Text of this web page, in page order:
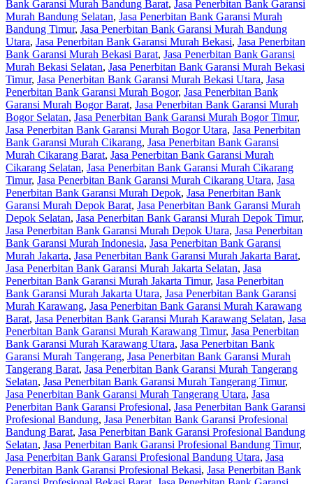
Bank Garansi Murah Bandung Barat, Jasa Penerbitan Bank Garansi
Murah Bandung Selatan, Jasa Penerbitan Bank Garansi Murah
Bandung Timur, Jasa Penerbitan Bank Garansi Murah Bandung
Utara, Jasa Penerbitan Bank Garansi Murah Bekasi, Jasa Penerbitan
Bank Garansi Murah Bekasi Barat, Jasa Penerbitan Bank Garansi
Murah Bekasi Selatan, Jasa Penerbitan Bank Garansi Murah Bekasi
Timur, Jasa Penerbitan Bank Garansi Murah Bekasi Utara, Jasa
Penerbitan Bank Garansi Murah Bogor, Jasa Penerbitan Bank
Garansi Murah Bogor Barat, Jasa Penerbitan Bank Garansi Murah
Bogor Selatan, Jasa Penerbitan Bank Garansi Murah Bogor Timur,
Jasa Penerbitan Bank Garansi Murah Bogor Utara, Jasa Penerbitan
Bank Garansi Murah Cikarang, Jasa Penerbitan Bank Garansi
Murah Cikarang Barat, Jasa Penerbitan Bank Garansi Murah
Cikarang Selatan, Jasa Penerbitan Bank Garansi Murah Cikarang
Timur, Jasa Penerbitan Bank Garansi Murah Cikarang Utara, Jasa
Penerbitan Bank Garansi Murah Depok, Jasa Penerbitan Bank
Garansi Murah Depok Barat, Jasa Penerbitan Bank Garansi Murah
Depok Selatan, Jasa Penerbitan Bank Garansi Murah Depok Timur,
Jasa Penerbitan Bank Garansi Murah Depok Utara, Jasa Penerbitan
Bank Garansi Murah Indonesia, Jasa Penerbitan Bank Garansi
Murah Jakarta, Jasa Penerbitan Bank Garansi Murah Jakarta Barat,
Jasa Penerbitan Bank Garansi Murah Jakarta Selatan, Jasa
Penerbitan Bank Garansi Murah Jakarta Timur, Jasa Penerbitan
Bank Garansi Murah Jakarta Utara, Jasa Penerbitan Bank Garansi
Murah Karawang, Jasa Penerbitan Bank Garansi Murah Karawang
Barat, Jasa Penerbitan Bank Garansi Murah Karawang Selatan, Jasa
Penerbitan Bank Garansi Murah Karawang Timur, Jasa Penerbitan
Bank Garansi Murah Karawang Utara, Jasa Penerbitan Bank
Garansi Murah Tangerang, Jasa Penerbitan Bank Garansi Murah
Tangerang Barat, Jasa Penerbitan Bank Garansi Murah Tangerang
Selatan, Jasa Penerbitan Bank Garansi Murah Tangerang Timur,
Jasa Penerbitan Bank Garansi Murah Tangerang Utara, Jasa
Penerbitan Bank Garansi Profesional, Jasa Penerbitan Bank Garansi
Profesional Bandung, Jasa Penerbitan Bank Garansi Profesional
Bandung Barat, Jasa Penerbitan Bank Garansi Profesional Bandung
Selatan, Jasa Penerbitan Bank Garansi Profesional Bandung Timur,
Jasa Penerbitan Bank Garansi Profesional Bandung Utara, Jasa
Penerbitan Bank Garansi Profesional Bekasi, Jasa Penerbitan Bank